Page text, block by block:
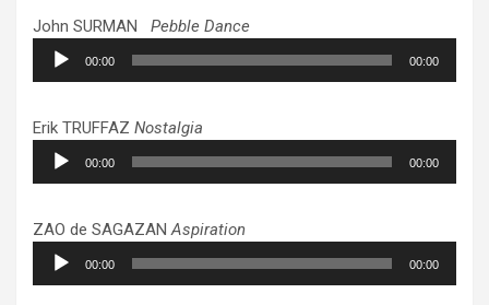
John SURMAN Pebble Dance
Lecteur
audio
00:00 00:00
Erik TRUFFAZ Nostalgia
Lecteur
audio
00:00 00:00
ZAO de SAGAZANAspiration
Lecteur
audio
00:00 00:00